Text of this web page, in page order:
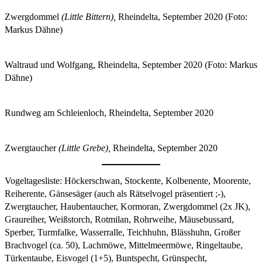
Zwergdommel (Little Bittern), Rheindelta, September 2020 (Foto:
Markus Dähne)
Waltraud und Wolfgang, Rheindelta, September 2020 (Foto: Markus
Dähne)
Rundweg am Schleienloch, Rheindelta, September 2020
Zwergtaucher(Little Grebe), Rheindelta, September 2020
Vogeltagesliste: Höckerschwan, Stockente, Kolbenente, Moorente,
Reiherente, Gänsesäger (auch als Rätselvogel präsentiert ;-),
Zwergtaucher, Haubentaucher, Kormoran, Zwergdommel (2x JK),
Graureiher, Weißstorch, Rotmilan, Rohrweihe, Mäusebussard,
Sperber, Turmfalke, Wasserralle, Teichhuhn, Blässhuhn, Großer
Brachvogel (ca. 50), Lachmöwe, Mittelmeermöwe, Ringeltaube,
Türkentaube, Eisvogel (1+5), Buntspecht, Grünspecht,